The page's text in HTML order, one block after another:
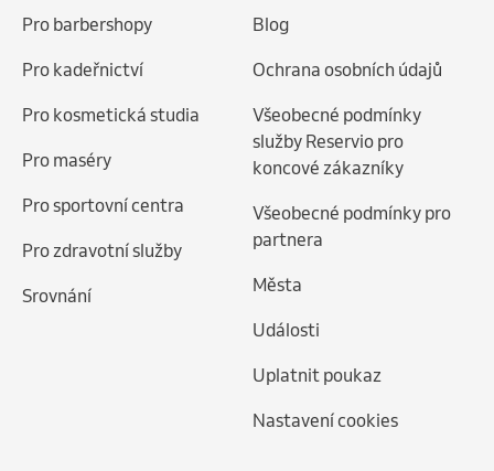
Pro barbershopy
Pro kadeřnictví
Pro kosmetická studia
Pro maséry
Pro sportovní centra
Pro zdravotní služby
Srovnání
Blog
Ochrana osobních údajů
Všeobecné podmínky
služby Reservio pro
koncové zákazníky
Všeobecné podmínky pro
partnera
Města
Události
Uplatnit poukaz
Nastavení cookies